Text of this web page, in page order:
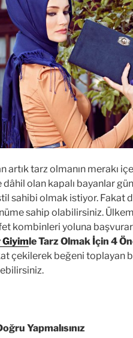
artık tarz olmanın merakı
dâhil olan kapalı bayanlar
sahibi olmak istiyor. Fakat
sahip olabilirsiniz.
kombinleri yoluna
le Tarz Olmak İçin 4
çekilerek beğeni toplayan
Yapmalısınız